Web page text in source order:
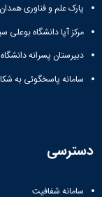
پارک علم و فناوری همدان
مرکز آپا دانشگاه بوعلی
دبیرستان پسرانه
سامانه پاسخگوئی به
دسترسی
سامانه شفافیت